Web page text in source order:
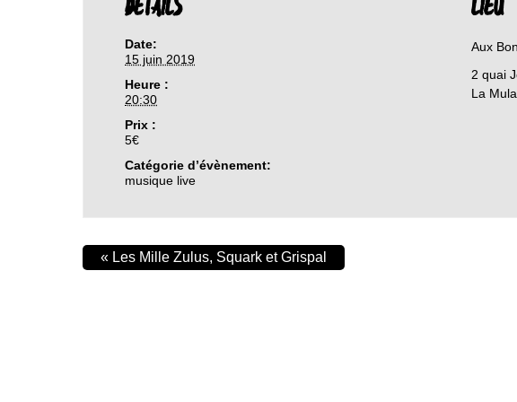
DETAILS
Date:
15 juin 2019
Heure :
20:30
Prix :
5€
Catégorie d’évènement:
musique live
LIEU
Aux
2 quai
La
« Les Mille Zulus, Squark et Grispal